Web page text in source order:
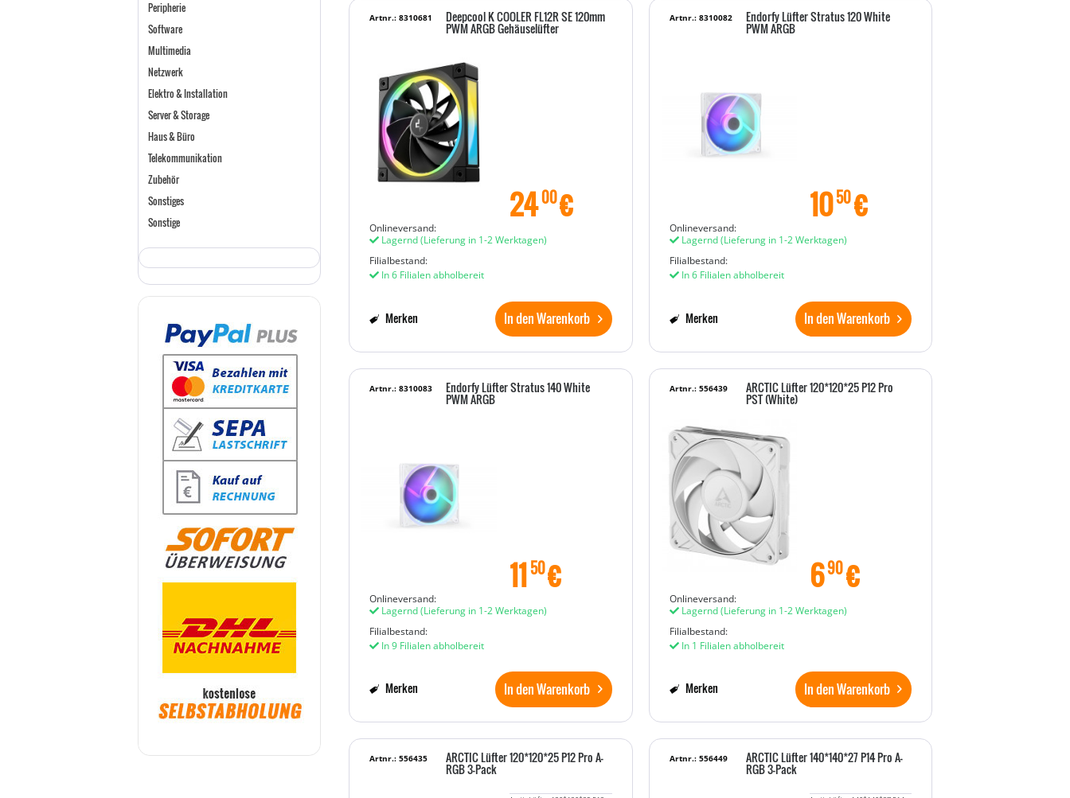
Peripherie
Software
Multimedia
Netzwerk
Elektro & Installation
Server & Storage
Haus & Büro
Telekommunikation
Zubehör
Sonstiges
Sonstige
Deepcool K COOLER FL12R SE 120mm
PWM ARGB Gehäuselüfter
Artnr.: 8310681
2400€
Onlineversand:
Lagernd(Lieferung in 1-2 Werktagen)
Filialbestand:
In 6 Filialen abholbereit
In den Warenkorb
Merken
Endorfy Lüfter Stratus 120 White
PWM ARGB
Artnr.: 8310082
1050€
Onlineversand:
Lagernd(Lieferung in 1-2 Werktagen)
Filialbestand:
In 6 Filialen abholbereit
In den Warenkorb
Merken
Endorfy Lüfter Stratus 140 White
PWM ARGB
Artnr.: 8310083
1150€
Onlineversand:
Lagernd(Lieferung in 1-2 Werktagen)
Filialbestand:
In 9 Filialen abholbereit
In den Warenkorb
Merken
ARCTIC Lüfter 120*120*25 P12 Pro
PST (White)
Artnr.: 556439
690€
Onlineversand:
Lagernd(Lieferung in 1-2 Werktagen)
Filialbestand:
In 1 Filialen abholbereit
In den Warenkorb
Merken
ARCTIC Lüfter 120*120*25 P12 Pro A-
RGB 3-Pack
Artnr.: 556435 ARCTIC Lüfter 140*140*27 P14 Pro A-
RGB 3-Pack
Artnr.: 556449